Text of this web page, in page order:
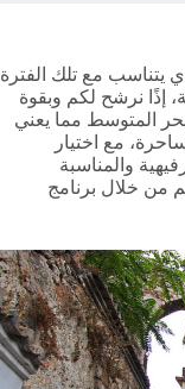
يتناسب مع تلك الفترة
إذًا نرشح لكم وبقوة
المتوسط مما يعني
مع اختيار
والمناسبة
من خلال برنامج